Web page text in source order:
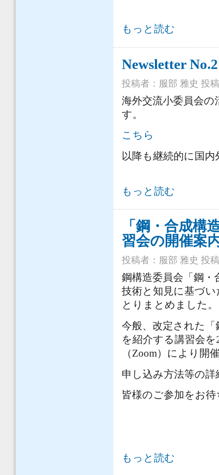
「鋼・合成構造標準示方書 維持管
もっと読む
Newsletter No.2
投稿者： 服部 雅史 投
海外交流小委員会の
す。
こちら
以降も継続的に国
Newsletter No.2 について
もっと読む
「鋼・合成構
習会の開催案
投稿者： 服部 雅史 投
鋼構造委員会「鋼・
技術と知見に基づい
とりまとめました。
今般、改定された
を紹介する講習会
（Zoom）により開
申し込み方法等の
皆様のご参加をお
「鋼・合成構造標準示方書 施工編
もっと読む